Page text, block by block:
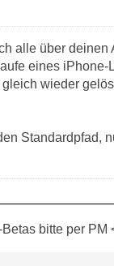
alle über
eines
wieder
Standardpfad,
bitte per PM